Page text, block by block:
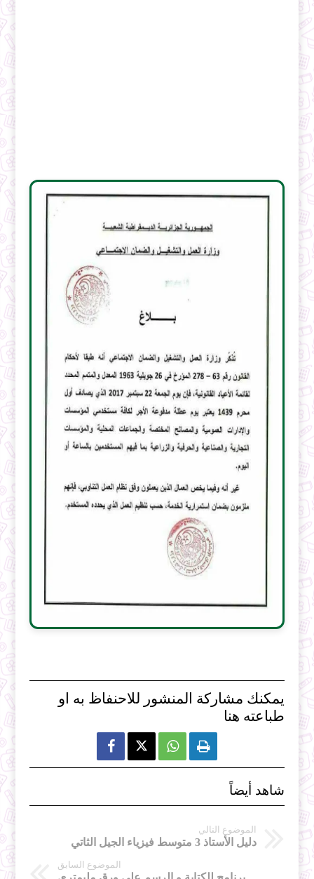
يمكنك مشاركة المنشور للاحنفاظ به او
طباعته هنا
  
شاهد أيضاً
الموضوع التالي
دليل الأستاذ 3 متوسط فيزياء الجيل الثاتي
الموضوع السابق